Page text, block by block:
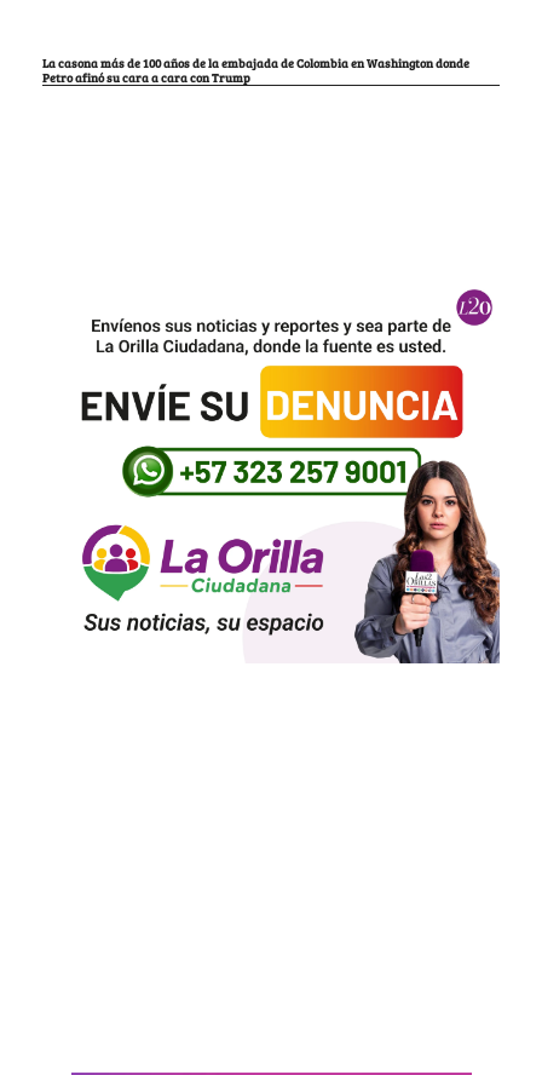
La casona más de 100 años de la embajada de Colombia en Washington donde
Petro afinó su cara a cara con Trump